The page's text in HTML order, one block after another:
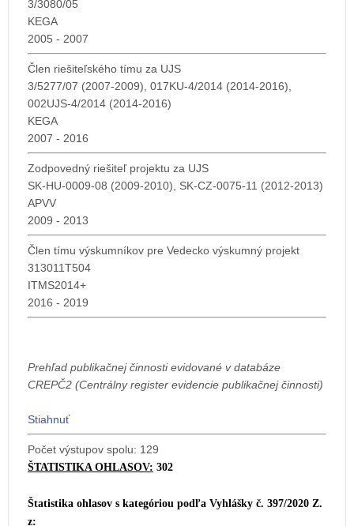
3/3080/05
KEGA
2005 - 2007
Člen riešiteľského tímu za UJS
3/5277/07 (2007-2009), 017KU-4/2014 (2014-2016),
002UJS-4/2014 (2014-2016)
KEGA
2007 - 2016
Zodpovedný riešiteľ projektu za UJS
SK-HU-0009-08 (2009-2010), SK-CZ-0075-11 (2012-2013)
APVV
2009 - 2013
Člen tímu výskumníkov pre Vedecko výskumný projekt
313011T504
ITMS2014+
2016 - 2019
Prehľad publikačnej činnosti evidované v databáze
CREPČ2 (Centrálny register evidencie publikačnej činnosti)
Stiahnuť
Počet výstupov spolu: 129
ŠTATISTIKA OHLASOV: 302
Štatistika ohlasov s kategóriou podľa Vyhlášky č. 397/2020 Z.
z: